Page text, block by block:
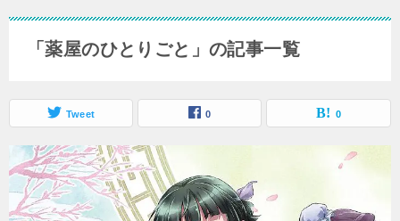
「薬屋のひとりごと」の記事一覧
Tweet 0 0